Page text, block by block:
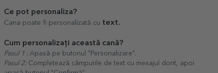
Ce pot personaliza?
Cana poate fi personalizată cu text.
Cum personalizați această cană?
Pasul 1 : Apasă pe butonul "Personalizare".
Pasul 2: Completează câmpurile de text cu mesajul dorit, apoi